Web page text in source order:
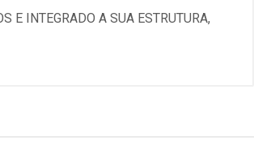
E INTEGRADO A SUA ESTRUTURA,